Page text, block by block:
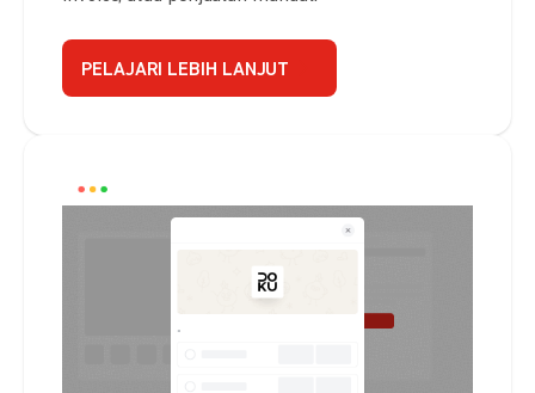
PELAJARI LEBIH LANJUT